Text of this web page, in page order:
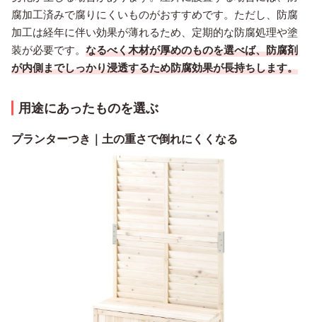
腐加工済みで腐りにくいものがおすすめです。ただし、防腐
加工は経年に伴い効果が薄れるため、定期的な防腐処理や塗
装が必要です。 なるべく木材が厚めのものを選べば、防腐剤
が内側までしっかり浸透するため防腐効果が長持ちします。
用途にあったものを選ぶ
プランターつき｜土の重さで倒れにくくなる